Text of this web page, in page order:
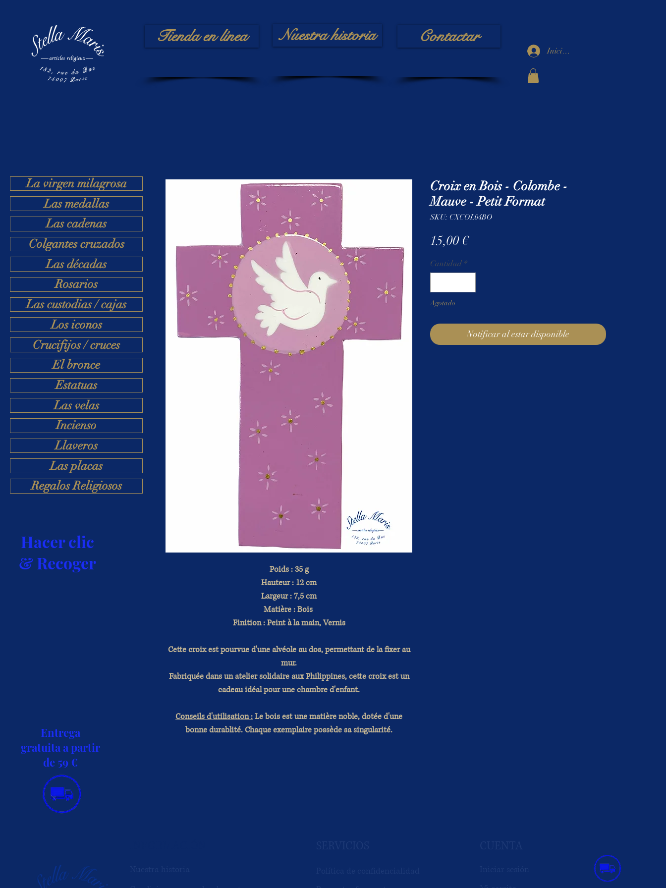
Tienda en línea Nuestra historia Contactar
Iniciar sesión
La virgen milagrosa
Las medallas
Las cadenas
Colgantes cruzados
Las décadas
Rosarios
Las custodias / cajas
Los iconos
Crucifijos / cruces
El bronce
Estatuas
Las velas
Incienso
Llaveros
Las placas
Regalos Religiosos
Hacer clic
& Recoger
Entrega
gratuita a partir
de 59 €
Poids : 35 g
Hauteur : 12 cm
Largeur : 7,5 cm
Matière : Bois
Finition : Peint à la main, Vernis
Cette croix est pourvue d'une alvéole au dos, permettant de la fixer au
mur.
Fabriquée dans un atelier solidaire aux Philippines, cette croix est un
cadeau idéal pour une chambre d'enfant.
Conseils d'utilisation :Le bois est une matière noble, dotée d'une
bonne durablité. Chaque exemplaire possède sa singularité.
Croix en Bois - Colombe -
Mauve - Petit Format
SKU: CXCOL04BO
15,00 €Precio
Cantidad *
Agotado
Notificar al estar disponible